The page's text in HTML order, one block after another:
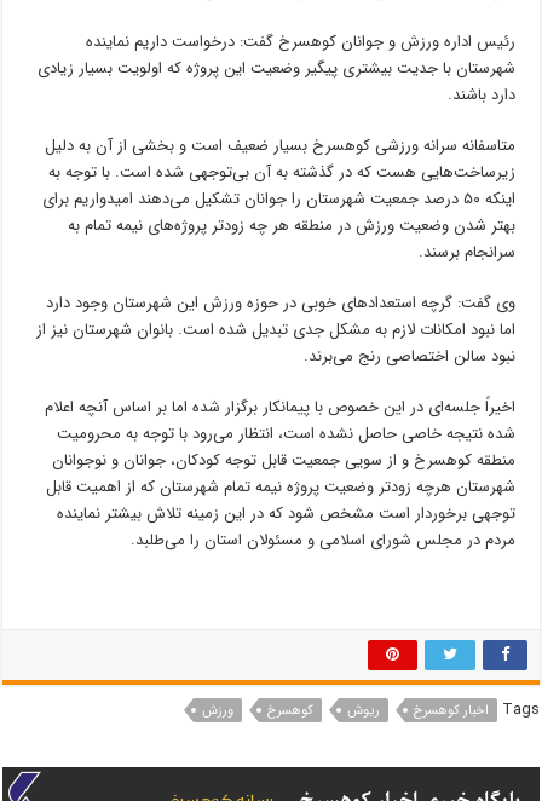
رئیس اداره ورزش و جوانان کوهسرخ گفت: درخواست داریم نماینده
شهرستان با جدیت بیشتری پیگیر وضعیت این پروژه که اولویت بسیار زیادی
دارد باشند.
متاسفانه سرانه ورزشی کوهسرخ بسیار ضعیف است و بخشی از آن به دلیل
زیرساخت‌هایی هست که در گذشته به آن بی‌توجهی شده است. با توجه به
اینکه ۵۰ درصد جمعیت شهرستان را جوانان تشکیل می‌دهند امیدواریم برای
بهتر شدن وضعیت ورزش در منطقه هر چه زودتر پروژه‌های نیمه‌ تمام به
سرانجام برسند.
وی گفت: گرچه استعدادهای خوبی در حوزه ورزش این شهرستان وجود دارد
اما نبود امکانات لازم به مشکل جدی تبدیل شده است. بانوان شهرستان نیز از
نبود سالن اختصاصی رنج می‌برند.
اخیراً جلسه‌ای در این خصوص با پیمانکار برگزار شده اما بر اساس آنچه اعلام
شده نتیجه خاصی حاصل نشده است، انتظار می‌رود با توجه به محرومیت
منطقه کوهسرخ و از سویی جمعیت قابل توجه کودکان، جوانان و نوجوانان
شهرستان هرچه زودتر وضعیت پروژه نیمه تمام شهرستان که از اهمیت قابل
توجهی برخوردار است مشخص شود که در این زمینه تلاش بیشتر نماینده
مردم در مجلس شورای اسلامی و مسئولان استان را می‌طلبد.
Tags اخبار کوهسرخ ریوش کوهسرخ ورزش